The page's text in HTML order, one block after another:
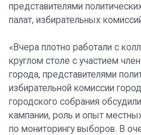
представителями
палат, избирательных
«Вчера плотно работали с
круглом столе с участием
города, представителями
избирательной комиссии
городского собрания
кампании, роль и опыт
по мониторингу выборов. В